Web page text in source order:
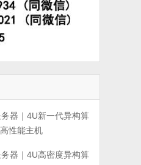
器｜4U新一代异构算
性能主机
器｜4U高密度异构算